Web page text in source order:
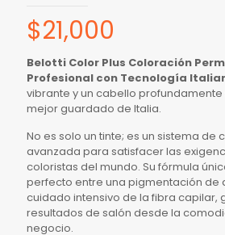
$21,000
Belotti Color Plus Coloración
Profesional con Tecnología
vibrante y un cabello
mejor guardado de Italia.
No es solo un tinte; es un sistema de
avanzada para satisfacer las
coloristas del mundo. Su fórmula
perfecto entre una pigmentación de
cuidado intensivo de la fibra capilar,
resultados de salón desde la
negocio.